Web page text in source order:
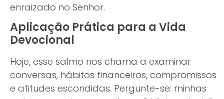
enraizado no Senhor.
Aplicação Prática para a Vida
Devocional
Hoje, esse salmo nos chama a examinar
conversas, hábitos financeiros, compromissos
e atitudes escondidas. Pergunte-se: minhas